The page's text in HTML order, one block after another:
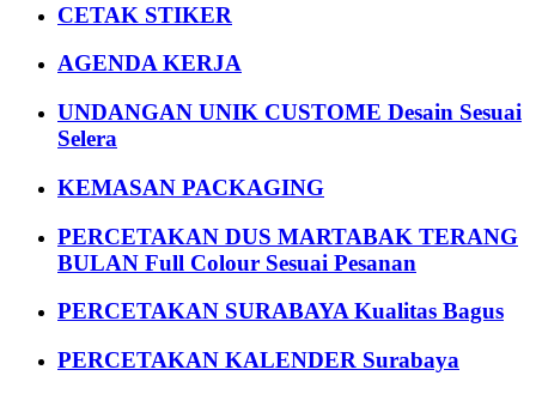
CETAK STIKER
AGENDA KERJA
UNDANGAN UNIK CUSTOME Desain Sesuai
Selera
KEMASAN PACKAGING
PERCETAKAN DUS MARTABAK TERANG
BULAN Full Colour Sesuai Pesanan
PERCETAKAN SURABAYA Kualitas Bagus
PERCETAKAN KALENDER Surabaya